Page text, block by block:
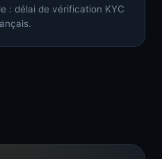
: délai de vérification KYC